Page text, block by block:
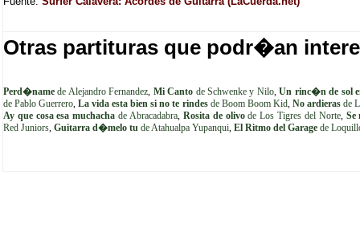
Otras partituras que podr�an
Perd�name de Alejandro Fernandez, Mi Canto de Schwenke y Nilo,Un rinc�n de sol
de Pablo Guerrero,La vida esta bien si no te rindesde Boom Boom Kid, No ardierasde
Ay que cosa esa muchacha de Abracadabra, Rosita de olivode Los Tigres del Norte, Se
Red Juniors, Guitarra d�melo tu de Atahualpa Yupanqui, El Ritmo del Garage de